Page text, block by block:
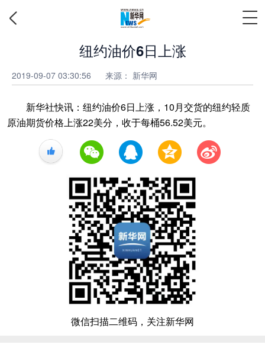
纽约油价6日上涨
2019-09-07 03:30:56 来源： 新华网
新华社快讯：纽约油价6日上涨，10月交货的纽约轻质
原油期货价格上涨22美分，收于每桶56.52美元。
+1
微信扫描二维码，关注新华网